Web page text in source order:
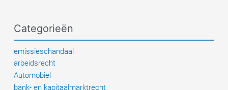
Categorieën
emissieschandaal
arbeidsrecht
Automobiel
bank- en kapitaalmarktrecht